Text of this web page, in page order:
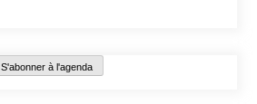
S'abonner à l'agenda